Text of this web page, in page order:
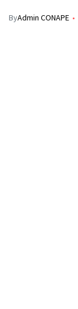
ByAdmin CONAPE